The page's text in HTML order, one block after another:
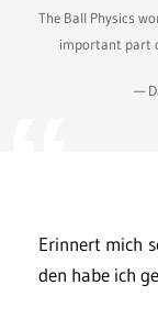
The Ball Physics
important part
—
Erinnert mich
den habe ich